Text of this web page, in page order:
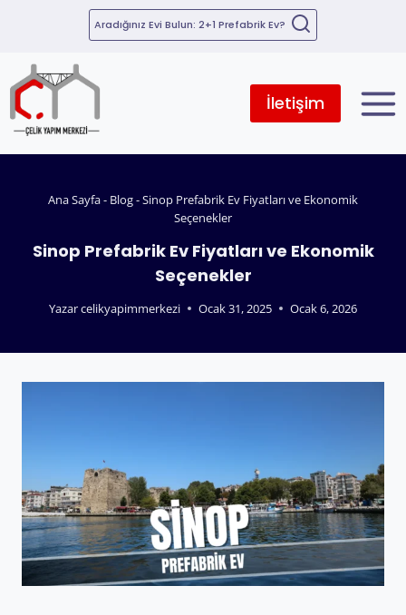
Aradığınız Evi Bulun: 2+1 Prefabrik Ev?
İletişim
Ana Sayfa- Blog-Sinop Prefabrik Ev Fiyatları ve Ekonomik
Seçenekler
Sinop Prefabrik Ev Fiyatları ve Ekonomik
Seçenekler
Yazarcelikyapimmerkezi Ocak 31, 2025 Ocak 6, 2026